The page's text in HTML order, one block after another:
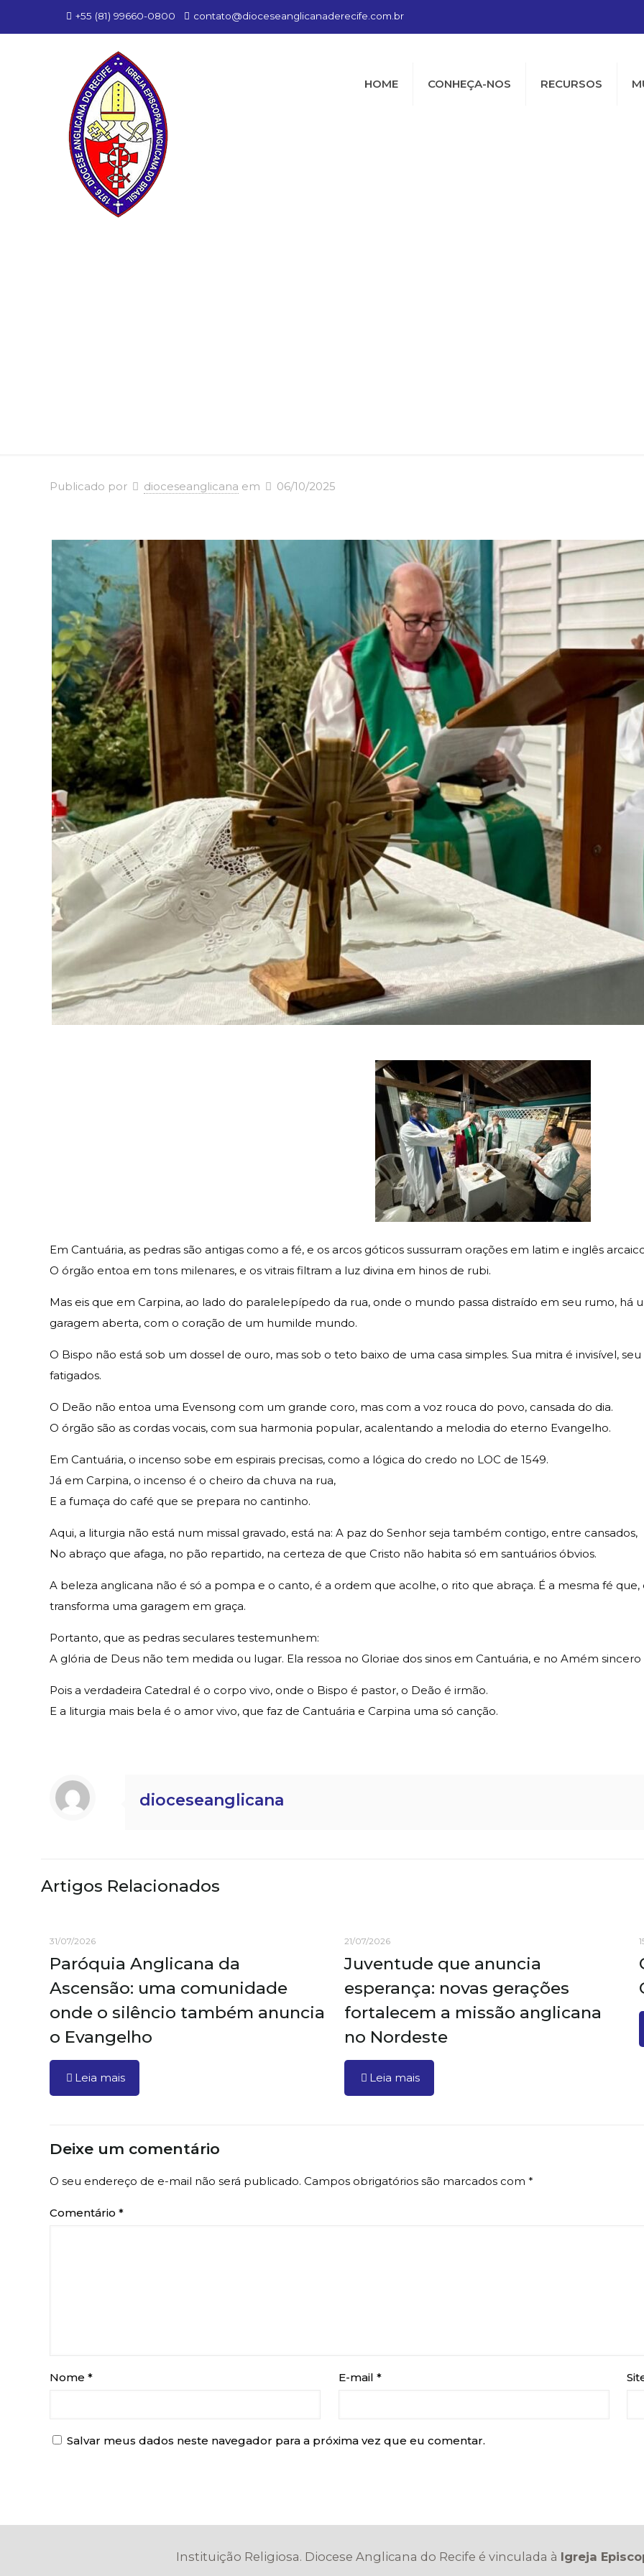
+55 (81) 99660-0800 contato@dioceseanglicanaderecife.com.br
HOME CONHEÇA-NOS RECURSOS
Publicado por dioceseanglicana em 06/10/2025
Em Cantuária, as pedras são antigas como a fé, e os arcos góticos sussurram orações em latim e inglês
O órgão entoa em tons milenares, e os vitrais filtram a luz divina em hinos de rubi.
Mas eis que em Carpina, ao lado do paralelepípedo da rua, onde o mundo passa distraído em seu rumo, há
garagem aberta, com o coração de um humilde mundo.
O Bispo não está sob um dossel de ouro, mas sob o teto baixo de uma casa simples. Sua mitra é invisível,
fatigados.
O Deão não entoa uma Evensong com um grande coro, mas com a voz rouca do povo, cansada do dia.
O órgão são as cordas vocais, com sua harmonia popular, acalentando a melodia do eterno Evangelho.
Em Cantuária, o incenso sobe em espirais precisas, como a lógica do credo no LOC de 1549.
Já em Carpina, o incenso é o cheiro da chuva na rua,
E a fumaça do café que se prepara no cantinho.
Aqui, a liturgia não está num missal gravado, está na: A paz do Senhor seja também contigo, entre cansados,
No abraço que afaga, no pão repartido, na certeza de que Cristo não habita só em santuários óbvios.
A beleza anglicana não é só a pompa e o canto, é a ordem que acolhe, o rito que abraça. É a mesma fé
transforma uma garagem em graça.
Portanto, que as pedras seculares testemunhem:
A glória de Deus não tem medida ou lugar. Ela ressoa no Gloriae dos sinos em Cantuária, e no Amém
Pois a verdadeira Catedral é o corpo vivo, onde o Bispo é pastor, o Deão é irmão.
E a liturgia mais bela é o amor vivo, que faz de Cantuária e Carpina uma só canção.
dioceseanglicana
Artigos Relacionados
31/07/2026
Paróquia Anglicana da
Ascensão: uma comunidade
onde o silêncio também anuncia
o Evangelho
Leia mais
21/07/2026
Juventude que anuncia
esperança: novas gerações
fortalecem a missão anglicana
no Nordeste
Leia mais
Deixe um comentário
O seu endereço de e-mail não será publicado. Campos obrigatórios são marcados com *
Comentário *
Nome * E-mail *
Salvar meus dados neste navegador para a próxima vez que eu comentar.
Instituição Religiosa. Diocese Anglicana do Recife é vinculada à Igreja